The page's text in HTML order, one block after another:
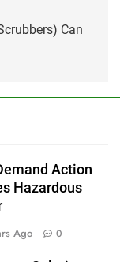
Can
Action
Hazardous
Ago 0